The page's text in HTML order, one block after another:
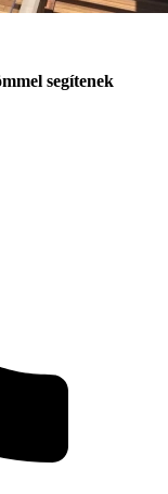
segítenek